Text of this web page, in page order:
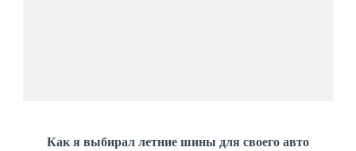
Как я выбирал летние шины для своего авто